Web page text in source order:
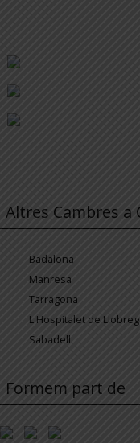
Altres Cambres a
Badalona
Manresa
Tarragona
L'Hospitalet de
Sabadell
Formem part de